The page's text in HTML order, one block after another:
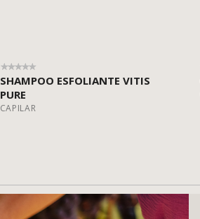
SHAMPOO ESFOLIANTE VITIS
PURE
CAPILAR